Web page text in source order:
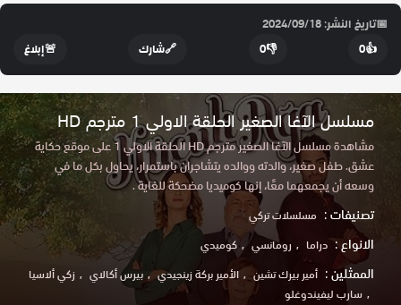
📅تاريخ النشر: 2024/09/18
👍
0
👎
0
🔗شارك 🚨إبلاغ
مسلسل الآغا الصغير الحلقة الاولي 1 مترجم HD
مشاهدة مسلسل الآغا الصغير مترجم HD الحلقة الاولي 1 على موقع حكاية
عشق. طفل صغير، والدته ووالده يتشاجران باستمرار، يحاول بكل ما في
وسعه أن يجمعهما معًا، إنها كوميديا ​​مضحكة للغاية .
تصنيفات : مسلسلات تركي
الانواع : دراما رومانسي كوميدي
الممثلين : أمير بيرك تشين الأمير بركة زينجيدي بيرس أكالاي
زكي ألاسيا
سارب ليفيندوغلو